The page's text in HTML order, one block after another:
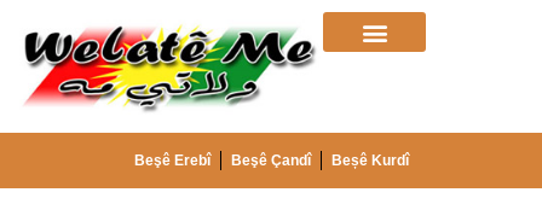
Beşê Erebî Beşê Çandî Beșê Kurdî